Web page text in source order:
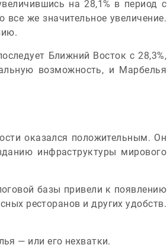
на 28,1% в период с
же значительное увеличение.
Ближний Восток с 28,3%,
возможность, и Марбелья
оказался положительным. Он
инфраструктуры мирового
базы привели к появлению
ресторанов и других удобств.
— или его нехватки.